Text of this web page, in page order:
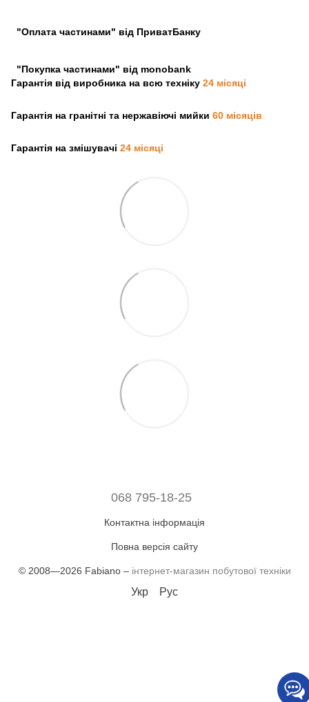
"Оплата частинами" від ПриватБанку
"Покупка частинами" від monobank
Гарантія від виробника на всю техніку 24 місяці
Гарантія на гранітні та нержавіючі мийки 60 місяців
Гарантія на змішувачі 24 місяці
068 795-18-25
Контактна інформація
Повна версія сайту
© 2008—2026 Fabiano – інтернет-магазин побутової техніки
Укр Рус